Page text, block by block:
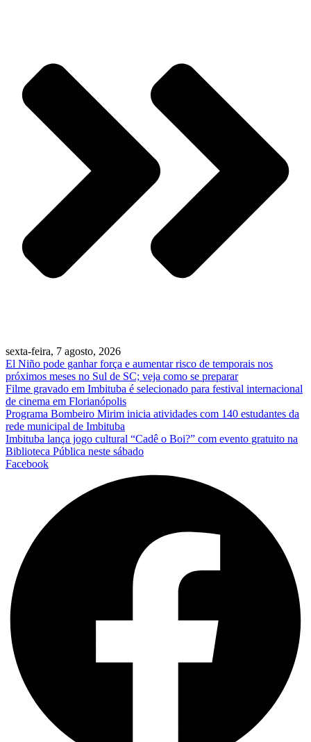
sexta-feira, 7 agosto, 2026
El Niño pode ganhar força e aumentar risco de temporais nos
próximos meses no Sul de SC; veja como se preparar
Filme gravado em Imbituba é selecionado para festival internacional
de cinema em Florianópolis
Programa Bombeiro Mirim inicia atividades com 140 estudantes da
rede municipal de Imbituba
Imbituba lança jogo cultural “Cadê o Boi?” com evento gratuito na
Biblioteca Pública neste sábado
Facebook